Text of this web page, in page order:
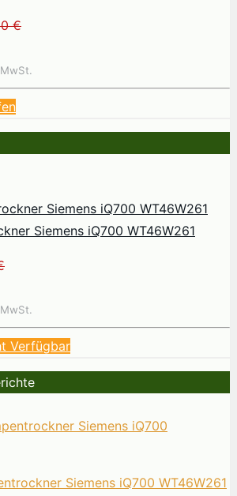
€
Siemens iQ700 WT46W261
Verfügbar
Siemens iQ700 WT46W261